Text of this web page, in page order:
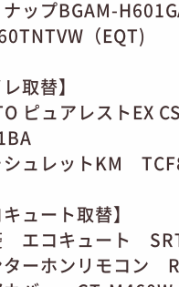
ップBGAM-
（EQT)
取替】
ピュアレストEX
ュレットKM
キュート取替】
エコキュート
ーホンリモコン